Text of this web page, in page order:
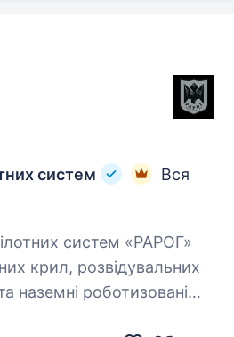
систем
Вся
крил, розвідувальних
наземні роботизовані